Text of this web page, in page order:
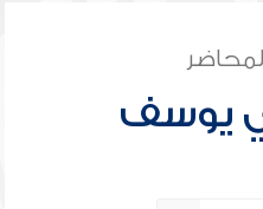
يوسف